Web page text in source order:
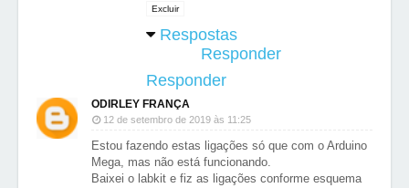
Excluir
Respostas
Responder
Responder
ODIRLEY FRANÇA
12 de setembro de 2019 às 11:25
Estou fazendo estas ligações só que com o Arduino
Mega, mas não está funcionando.
Baixei o labkit e fiz as ligações conforme esquema